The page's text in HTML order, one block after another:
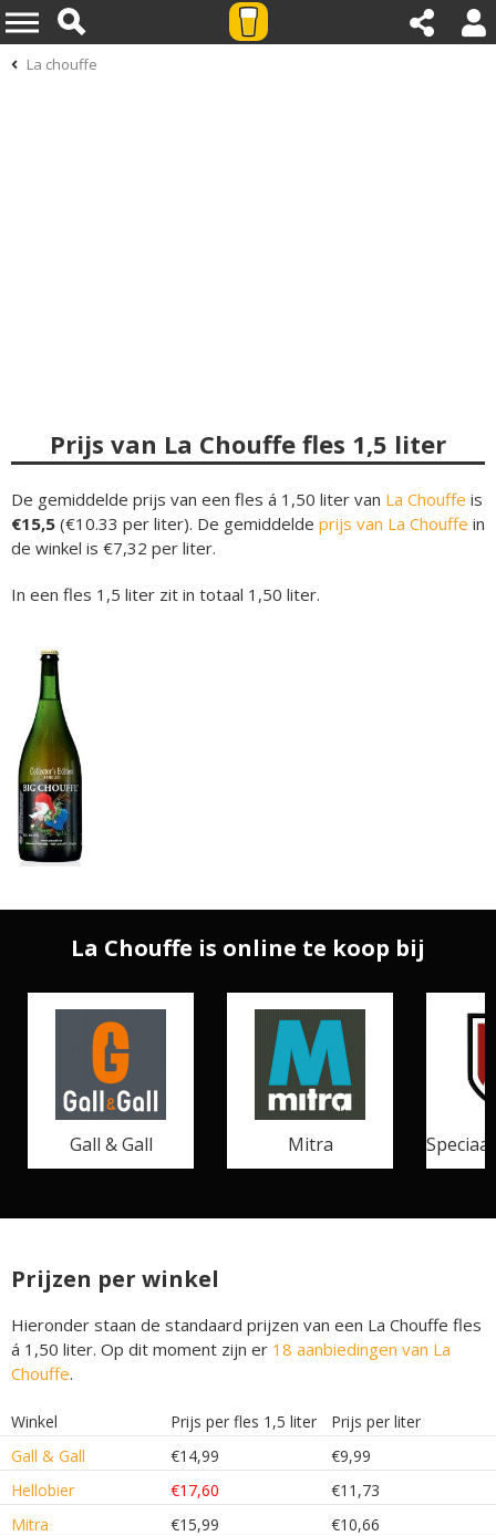
La chouffe
Prijs van La Chouffe fles 1,5 liter
De gemiddelde prijs van een fles á 1,50 liter van La Chouffe is
€15,5 (€10.33 per liter). De gemiddelde prijs van La Chouffe in
de winkel is €7,32 per liter.
In een fles 1,5 liter zit in totaal 1,50 liter.
La Chouffe is online te koop bij
Gall & Gall Mitra
Prijzen per winkel
Hieronder staan de standaard prijzen van een La Chouffe fles
á 1,50 liter. Op dit moment zijn er 18 aanbiedingen van La
Chouffe.
Winkel Prijs per fles 1,5 liter
Prijs per liter
Gall & Gall
€14,99
€9,99
Hellobier
€17,60
€11,73
Mitra
€15,99
€10,66